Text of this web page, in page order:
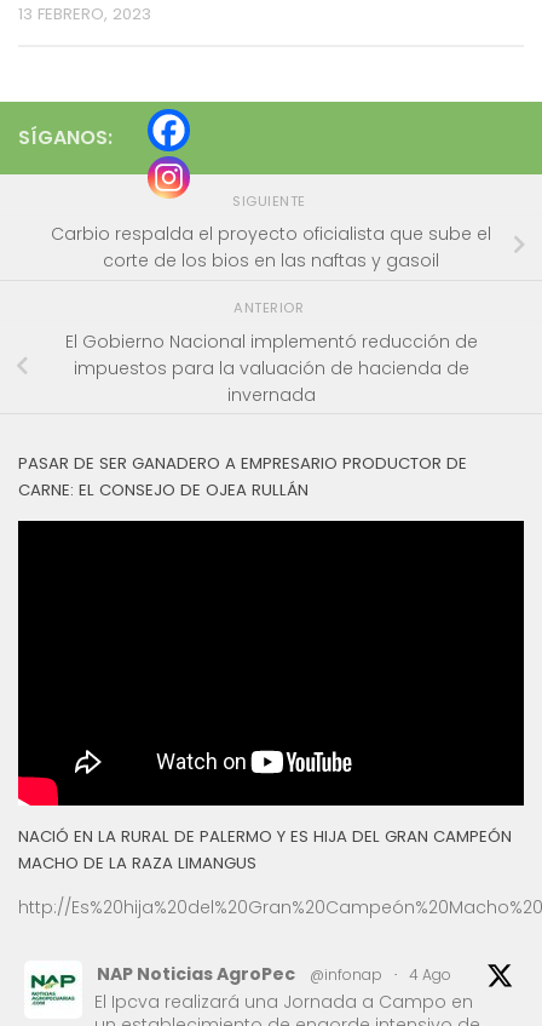
13 FEBRERO, 2023
SÍGANOS:
SIGUIENTE
Carbio respalda el proyecto oficialista que sube el
corte de los bios en las naftas y gasoil
ANTERIOR
El Gobierno Nacional implementó reducción de
impuestos para la valuación de hacienda de
invernada
PASAR DE SER GANADERO A EMPRESARIO PRODUCTOR DE
CARNE: EL CONSEJO DE OJEA RULLÁN
NACIÓ EN LA RURAL DE PALERMO Y ES HIJA DEL GRAN CAMPEÓN
MACHO DE LA RAZA LIMANGUS
http://
NAP Noticias AgroPec @infonap · 4 Ago
El Ipcva realizará una Jornada a Campo en